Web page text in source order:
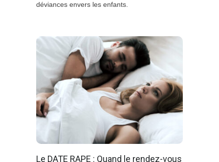
déviances envers les enfants.
Le DATE RAPE : Quand le rendez-vous